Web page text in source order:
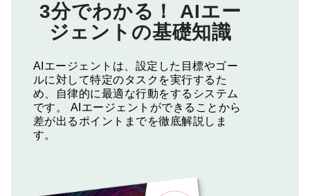
3分でわかる！
AIエー
ジェントの基礎知識
AIエージェントは、設定した目標やゴー
ルに対して特定のタスクを実行するた
め、自律的に最適な行動をするシステム
です。
AIエージェントができることから
差が出るポイントまでを徹底解説しま
す。